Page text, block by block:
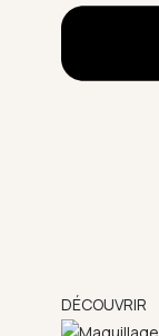
DÉCOUVRIR